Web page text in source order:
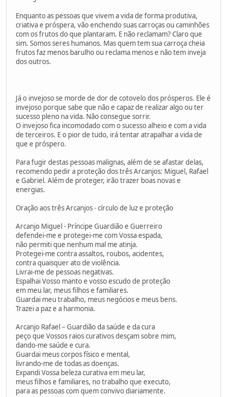
Enquanto as pessoas que vivem a vida de forma produtiva,
criativa e próspera, vão enchendo suas carroças ou caminhões
com os frutos do que plantaram. E não reclamam? Claro que
sim. Somos seres humanos. Mas quem tem sua carroça cheia
frutos faz menos barulho ou reclama menos e não tem inveja
dos outros.
Já o invejoso se morde de dor de cotovelo dos prósperos. Ele é
invejoso porque sabe que não e capaz de realizar algo ou ter
sucesso pleno na vida. Não consegue sorrir.
O invejoso fica incomodado com o sucesso alheio e com a vida
de terceiros. E o pior de tudo, irá tentar atrapalhar a vida de
que e próspero.
Para fugir destas pessoas malignas, além de se afastar delas,
recomendo pedir a proteção dos três Arcanjos: Miguel, Rafael
e Gabriel. Além de proteger, irão trazer boas novas e
energias.
Oração aos três Arcanjos - círculo de luz e proteção
Arcanjo Miguel - Príncipe Guardião e Guerreiro
defendei-me e protegei-me com Vossa espada,
não permiti que nenhum mal me atinja.
Protegei-me contra assaltos, roubos, acidentes,
contra quaisquer ato de violência.
Livrai-me de pessoas negativas.
Espalhai Vosso manto e vosso escudo de proteção
em meu lar, meus filhos e familiares.
Guardai meu trabalho, meus negócios e meus bens.
Trazei a paz e a harmonia.
Arcanjo Rafael – Guardião da saúde e da cura
peço que Vossos raios curativos desçam sobre mim,
dando-me saúde e cura.
Guardai meus corpos físico e mental,
livrando-me de todas as doenças.
Expandi Vossa beleza curativa em meu lar,
meus filhos e familiares, no trabalho que executo,
para as pessoas com quem convivo diariamente.